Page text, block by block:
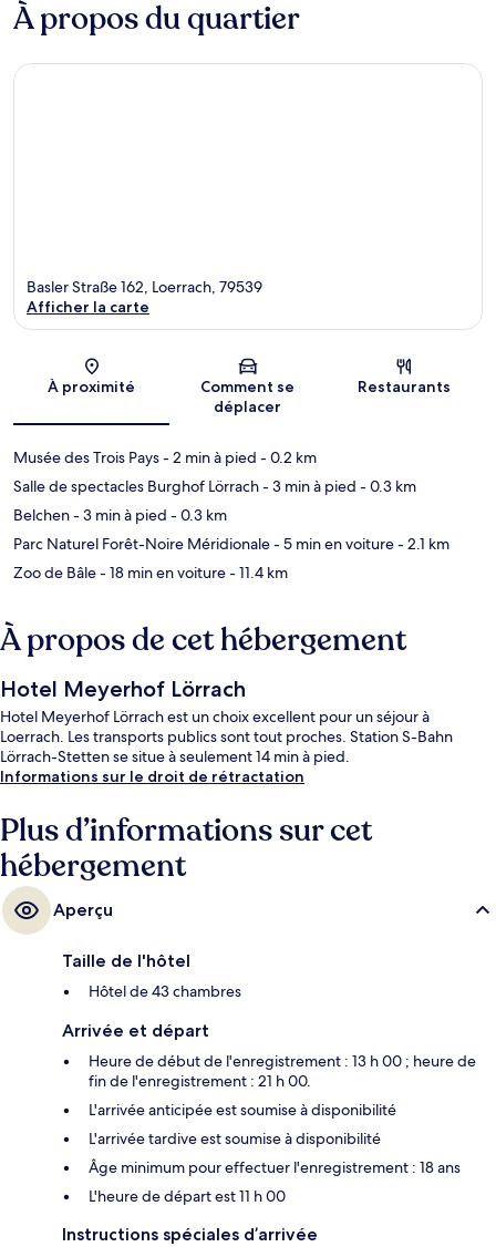
À propos du quartier
Carte
Basler Straße 162, Loerrach, 79539
Afficher la carte
À proximité
Comment se
déplacer
Restaurants
Musée des Trois Pays- 2 min à pied - 0.2 km
Salle de spectacles Burghof Lörrach- 3 min à pied - 0.3 km
Belchen- 3 min à pied - 0.3 km
Parc Naturel Forêt-Noire Méridionale- 5 min en voiture- 2.1 km
Zoo de Bâle- 18 min en voiture- 11.4 km
À propos de cet hébergement
Hotel Meyerhof Lörrach
Hotel Meyerhof Lörrach est un choix excellent pour un séjour à
Loerrach. Les transports publics sont tout proches. Station S-Bahn
Lörrach-Stetten se situe à seulement 14 min à pied.
Informations sur le droit de rétractation
Plus d’informations sur cet
hébergement
Aperçu
Taille de l'hôtel
Hôtel de 43 chambres
Arrivée et départ
Heure de début de l'enregistrement : 13 h 00 ; heure de
fin de l'enregistrement : 21 h 00.
L'arrivée anticipée est soumise à disponibilité
L'arrivée tardive est soumise à disponibilité
Âge minimum pour effectuer l'enregistrement : 18 ans
L'heure de départ est 11 h 00
Instructions spéciales d’arrivée